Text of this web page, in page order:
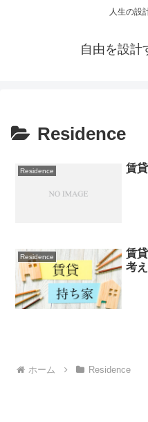
人生の設
自由を設計
Residence
Residence 賃
Residence
賃
考
ホーム Residence